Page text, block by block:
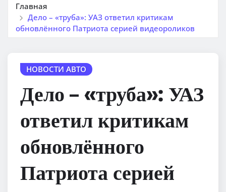
Главная
Дело – «труба»: УАЗ ответил критикам
обновлённого Патриота серией видеороликов
НОВОСТИ АВТО
Дело – «труба»: УАЗ
ответил критикам
обновлённого
Патриота серией